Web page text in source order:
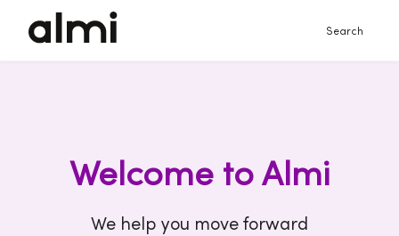
Search
Welcome to Almi
We help you move forward